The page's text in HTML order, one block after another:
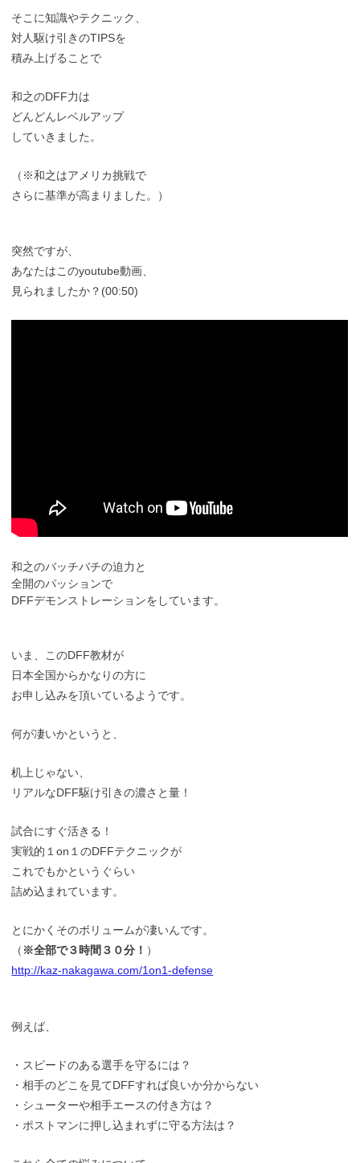
そこに知識やテクニック、
対人駆け引きのTIPSを
積み上げることで
和之のDFF力は
どんどんレベルアップ
していきました。
（※和之はアメリカ挑戦で
さらに基準が高まりました。）
突然ですが、
あなたはこのyoutube動画、
見られましたか？(00:50)
和之のバッチバチの迫力と
全開のパッションで
DFFデモンストレーションをしています。
いま、このDFF教材が
日本全国からかなりの方に
お申し込みを頂いているようです。
何が凄いかというと、
机上じゃない、
リアルなDFF駆け引きの濃さと量！
試合にすぐ活きる！
実戦的１on１のDFFテクニックが
これでもかというぐらい
詰め込まれています。
とにかくそのボリュームが凄いんです。
（ ※全部で３時間３０分！ ）
http://kaz-nakagawa.com/1on1-defense
例えば、
・スピードのある選手を守るには？
・相手のどこを見てDFFすれば良いか分からない
・シューターや相手エースの付き方は？
・ポストマンに押し込まれずに守る方法は？